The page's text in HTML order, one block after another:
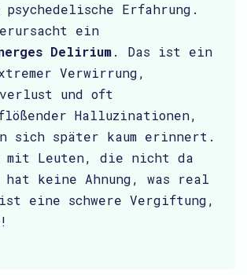
Erfahrung.
ein
Delirium. Das ist ein
Verwirrung,
und oft
Halluzinationen,
sich später kaum erinnert.
mit Leuten, die nicht da
keine Ahnung, was real
eine schwere Vergiftung,